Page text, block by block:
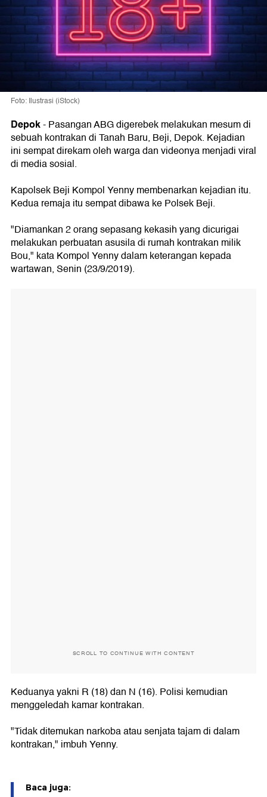
Foto: Ilustrasi (iStock)
Depok- Pasangan ABG digerebek melakukan mesum di
sebuah kontrakan di Tanah Baru, Beji, Depok. Kejadian
ini sempat direkam oleh warga dan videonya menjadi viral
di media sosial.
Kapolsek Beji Kompol Yenny membenarkan kejadian itu.
Kedua remaja itu sempat dibawa ke Polsek Beji.
"Diamankan 2 orang sepasang kekasih yang dicurigai
melakukan perbuatan asusila di rumah kontrakan milik
Bou," kata Kompol Yenny dalam keterangan kepada
wartawan, Senin (23/9/2019).
SCROLL TO CONTINUE WITH CONTENT
Keduanya yakni R (18) dan N (16). Polisi kemudian
menggeledah kamar kontrakan.
"Tidak ditemukan narkoba atau senjata tajam di dalam
kontrakan," imbuh Yenny.
Baca juga: